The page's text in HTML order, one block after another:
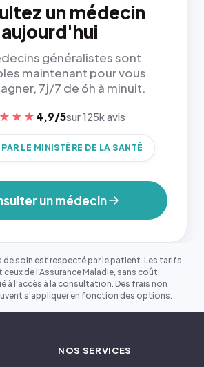
un médecin
aujourd'hui
généralistes sont
maintenant pour vous
7j/7 de 6h à minuit.
4,9/5sur 125k avis
LE MINISTÈRE DE LA SANTÉ
un médecin
de soin est respecté par le patient. Les tarifs
de l'Assurance Maladie, sans coût
à l'accès à la consultation. Des frais non
s'appliquer en fonction des options.
NOS SERVICES